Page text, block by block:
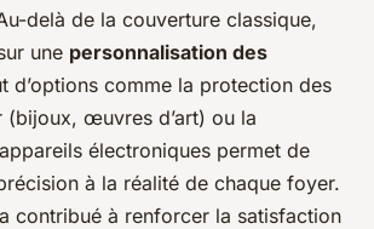
delà de la couverture classique,
une personnalisation des
d’options comme la protection des
(bijoux, œuvres d’art) ou la
électroniques permet de
à la réalité de chaque foyer.
contribué à renforcer la satisfaction